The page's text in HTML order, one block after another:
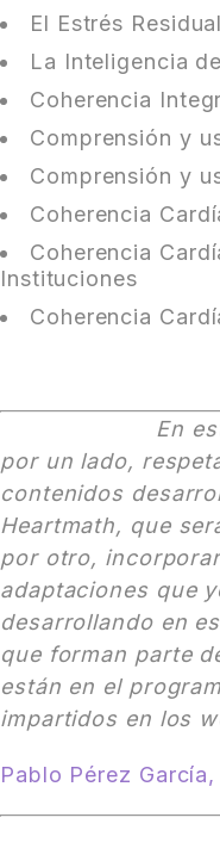
El Estrés
La Inteligencia
Coherencia
Comprensión y
Comprensión y
Coherencia
Coherencia
Instituciones
Coherencia
En
por un lado,
contenidos
Heartmath, que
por otro,
adaptaciones que
desarrollando en
que forman parte
están en el
impartidos en los
Pablo Pérez